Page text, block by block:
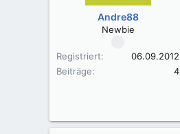
Andre88
Newbie
Registriert
06.09.2012
Beiträge
4